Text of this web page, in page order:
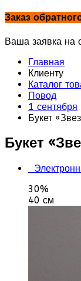
Заказ
Ваша заявка на
Главная
Клиенту
Каталог
Повод
1 сентября
Букет
Букет
30%
40 см